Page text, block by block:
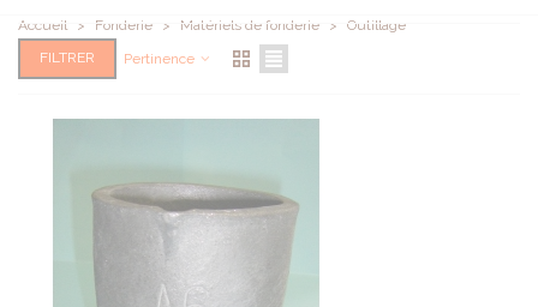
Accueil > Fonderie > Matériels de fonderie > Outillage
FILTRER Pertinence